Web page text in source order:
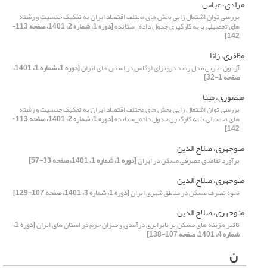
مرادی، عباس
بررسی توان اشتغال زایی بخش های مختلف اقتصاد ایران به تفکیک جنسیت و رشته
های تحصیلی با به کارگیری جدول داده_ستانده [دوره 1، شماره 2، 1401، صفحه 113-
142]
مظفری، زانا
آزمون تجربی مدل رشد درونزای لوکاس در استان های ایران [دوره 1، شماره 1، 1401،
صفحه 1-32]
منصوری، مینا
بررسی توان اشتغال زایی بخش های مختلف اقتصاد ایران به تفکیک جنسیت و رشته
های تحصیلی با به کارگیری جدول داده_ستانده [دوره 1، شماره 2، 1401، صفحه 113-
142]
منوچهری، صلاح الدین
برآورد تقاضای مصرفی مسکن در ایران[دوره 1، شماره 1، 1401، صفحه 33-57]
منوچهری، صلاح الدین
نحوه تصرف مسکن در مناطق شهری ایران[دوره 1، شماره 3، 1401، صفحه 107-129]
منوچهری، صلاح الدین
تاثیر هزینه های مسکن بر نابرابری درآمدی و میزان جرم در استان های ایران [دوره 1،
شماره 4، 1401، صفحه 107-138]
ن